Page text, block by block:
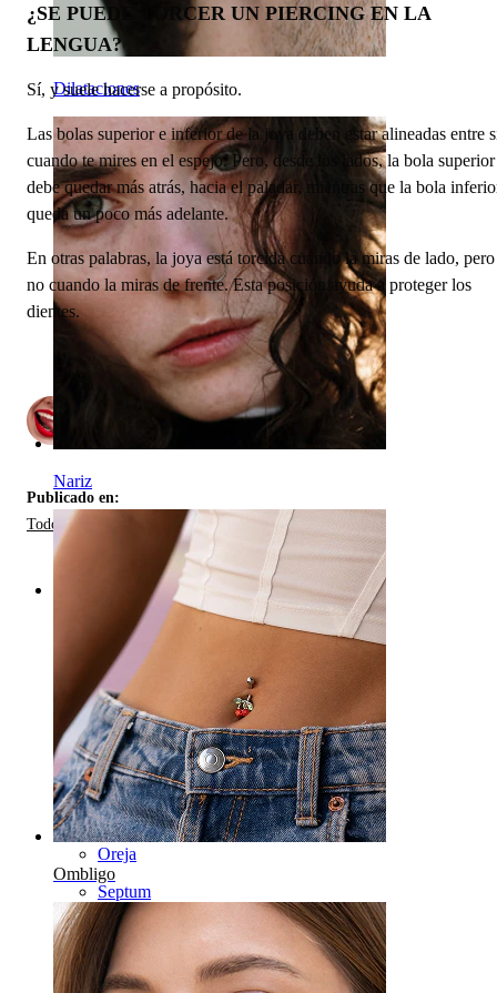
Dilataciones
Nariz
Ombligo
¿SE PUEDE TORCER UN PIERCING EN LA
LENGUA?
Sí, y suele hacerse a propósito.
Las bolas superior e inferior de la joya deben estar alineadas entre
cuando te mires en el espejo. Pero, desde los lados, la bola superior
debe quedar más atrás, hacia el paladar, mientras que la bola
queda un poco más adelante.
En otras palabras, la joya está torcida cuando la miras de lado, pero
no cuando la miras de frente. Esta posición ayuda a proteger los
dientes.
Publicado en:
Todo Sobre Piercings En La Lengua
Ombligo
Labio
Pezón
Industrial
Dermales
Helix
Oreja
Septum
Oro 14K
Fake Piercings